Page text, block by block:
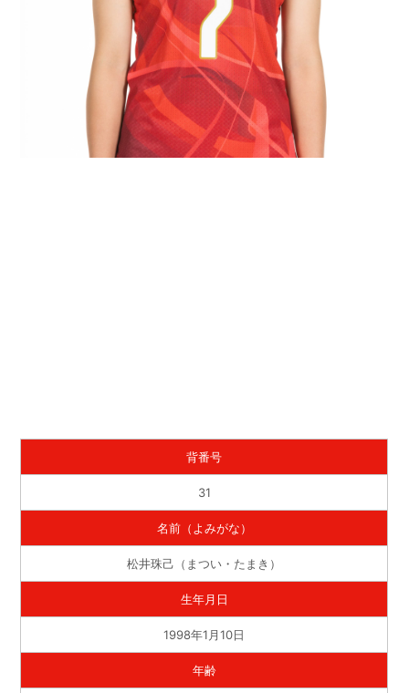
背番号
31
名前（よみがな）
松井珠己（まつい・たまき）
生年月日
1998年1月10日
年齢